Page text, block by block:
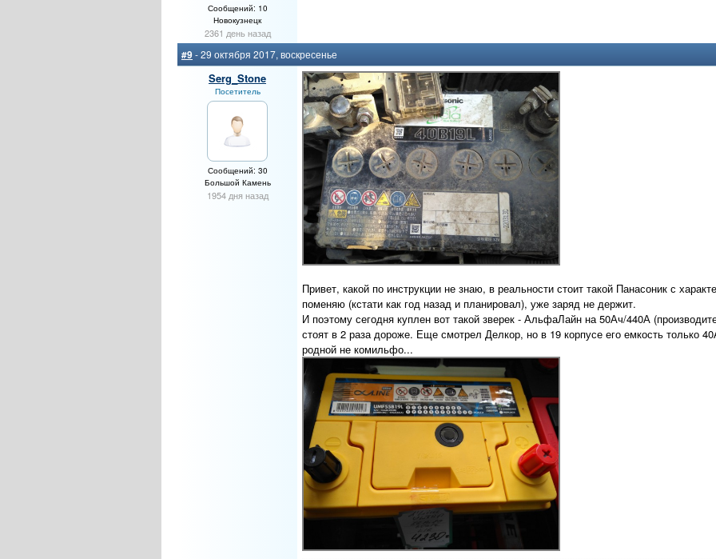
Сообщений: 10
Новокузнецк
2361 день назад
#9- 29 октября 2017, воскресенье
Serg_Stone
Посетитель
Сообщений: 30
Большой Камень
1954 дня назад
Привет, какой по инструкции не знаю, в реальности стоит такой Панасоник с
поменяю (кстати как год назад и планировал), уже заряд не держит.
И поэтому сегодня куплен вот такой зверек - АльфаЛайн на 50Ач/440А
стоят в 2 раза дороже. Еще смотрел Делкор, но в 19 корпусе его емкость только
родной не комильфо...